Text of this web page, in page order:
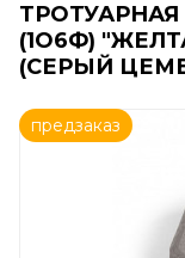
(1О6Ф)
(СЕРЫЙ
предзаказ